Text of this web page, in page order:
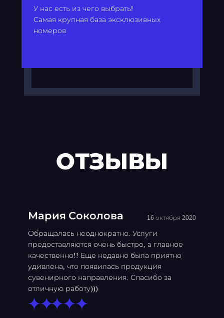
У нас есть из чего выбрать!
Самая крупная база эксклюзивных
номеров
ОТЗЫВЫ
Мария Соколова 16 октября 2020
Обращалась неоднократно. Услуги
предоставляются очень быстро, а главное
качественно!! Еще недавно была приятно
удивлена, что появилась продукция
сувенирного направления. Спасибо за
отличную работу)))